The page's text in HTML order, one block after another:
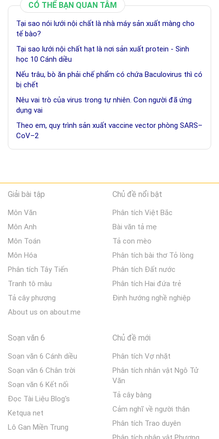
CÓ THỂ BẠN QUAN TÂM
Tại sao nói lưới nội chất là nhà máy sản xuất màng cho
tế bào?
Tại sao lưới nội chất hạt là nơi sản xuất protein - Sinh
học 10 Cánh diều
Nếu trâu, bò ăn phải chế phẩm có chứa Baculovirus thì có
bị chết
Nêu vai trò của virus trong tự nhiên. Con người đã ứng
dụng vai
Theo em, quy trình sản xuất vaccine vector phòng SARS–
CoV–2
Giải bài tập
Môn Văn
Môn Anh
Môn Toán
Môn Hóa
Phân tích Tây Tiến
Tranh tô màu
Tả cây phượng
About us on about.me
Chủ đề nổi bật
Phân tích Việt Bắc
Bài văn tả mẹ
Tả con mèo
Phân tích bài thơ Tỏ lòng
Phân tích Đất nước
Phân tích Hai đứa trẻ
Định hướng nghề nghiệp
Soạn văn 6
Soạn văn 6 Cánh diều
Soạn văn 6 Chân trời
Soạn văn 6 Kết nối
Đọc Tài Liệu Blog's
Ketqua net
Lô Gan Miền Trung
Chủ đề mới
Phân tích Vợ nhặt
Phân tích nhân vật Ngô Tử
Văn
Tả cây bàng
Cảm nghĩ về người thân
Phân tích Trao duyên